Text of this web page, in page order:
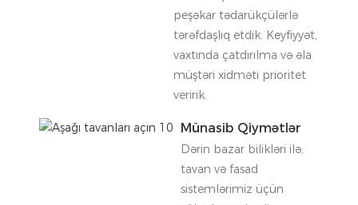
peşəkar tədarükçülərlə
tərəfdaşlıq etdik. Keyfiyyət,
vaxtında çatdırılma və əla
müştəri xidməti prioritet
veririk.
Münasib Qiymətlər
Dərin bazar bilikləri ilə,
tavan və fasad
sistemlərimiz üçün